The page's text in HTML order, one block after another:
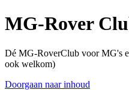
MG-Rover
Dé MG-RoverClub voor MG's
ook welkom)
Doorgaan naar inhoud